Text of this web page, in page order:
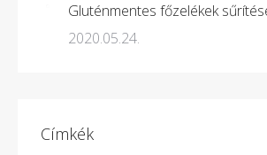
Gluténmentes főzelékek
2020.05.24.
Címkék